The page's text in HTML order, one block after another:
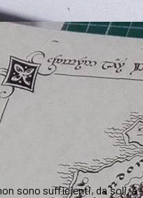
sono sufficienti, da soli, a